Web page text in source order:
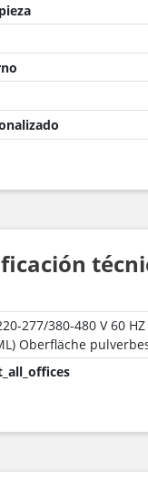
277/380-480 V 60
Oberfläche